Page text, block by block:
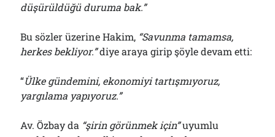
düşürüldüğü duruma bak.”
Bu sözler üzerine Hakim, “Savunma tamamsa,
herkes bekliyor.”diye araya girip şöyle devam etti:
“Ülke gündemini, ekonomiyi tartışmıyoruz,
yargılama yapıyoruz.”
Av. Özbay da “şirin görünmek için”uyumlu